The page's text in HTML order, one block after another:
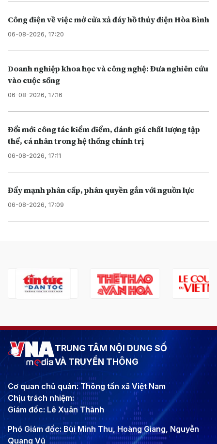
Công điện về việc mở cửa xả đáy hồ thủy điện Hòa Bình
06-08-2026, 17:20
Doanh nghiệp khoa học và công nghệ: Đưa nghiên cứu
vào cuộc sống
06-08-2026, 17:16
Đổi mới công tác kiểm điểm, đánh giá chất lượng tập
thể, cá nhân trong hệ thống chính trị
06-08-2026, 17:11
Đẩy mạnh phân cấp, phân quyền gắn với nguồn lực
06-08-2026, 17:09
TRUNG TÂM NỘI DUNG SỐ
VÀ TRUYỀN THÔNG
Cơ quan chủ quản: Thông tấn xã Việt Nam
Chịu trách nhiệm:
Giám đốc: Lê Xuân Thành
Phó Giám đốc: Bùi Minh Thu, Hoàng Giang, Nguyễn
Quang Vũ